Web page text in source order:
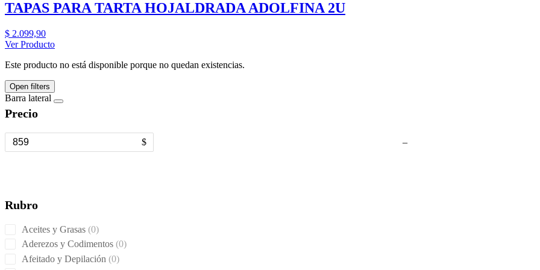
TAPAS PARA TARTA HOJALDRADA ADOLFINA 2U
$ 2.099,90
Ver Producto
Este producto no está disponible porque no quedan existencias.
Open filters
Barra lateral
Precio
$ –
Rubro
Aceites y Grasas 00
products
Aderezos y Codimentos 00
Afeitado y Depilación 00